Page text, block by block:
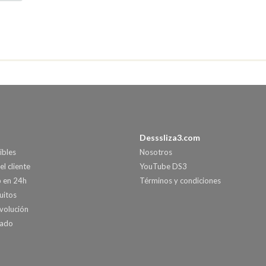
cliente
en 24h
Desssliza3.com
Nosotros
YouTube DS3
Términos y condiciones